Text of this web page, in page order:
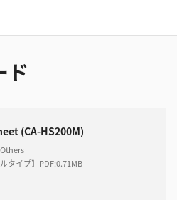
ド
(CA-HS200M)
Others
ルタイプ】PDF:0.71MB